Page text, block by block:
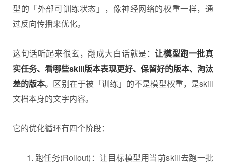
型的「外部可训练状态」，像神经网络的权重一样，通
过反向传播来优化。
这句话听起来很玄，翻成大白话就是：让模型跑一批真
实任务、看哪些skill版本表现更好、保留好的版本、淘汰
差的版本。区别在于被「训练」的不是模型权重，是skill
文档本身的文字内容。
它的优化循环有四个阶段：
跑任务(Rollout)：让目标模型用当前skill去跑一批